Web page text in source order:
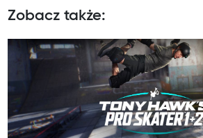
Zobacz także: